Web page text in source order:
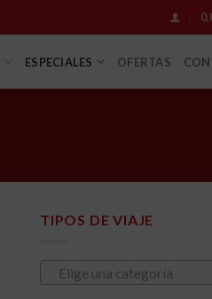
ESPECIALES OFERTAS
TIPOS DE VIAJE
Elige una categoría